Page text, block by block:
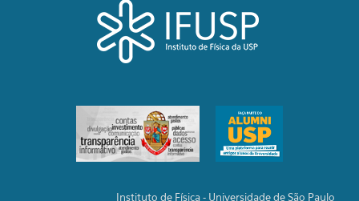
Instituto de Física - Universidade de São Paulo